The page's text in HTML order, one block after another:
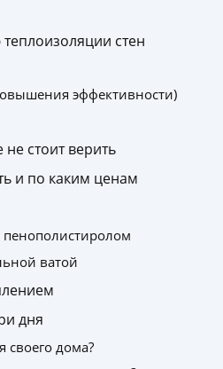
стен
эффективности)
стоит верить
и по каким ценам
пенополистиролом
ватой
дня
своего дома?